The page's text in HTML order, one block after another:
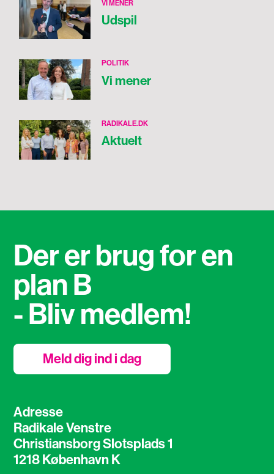
VI MENER
Udspil
POLITIK
Vi mener
RADIKALE.DK
Aktuelt
Adresse
Radikale Venstre
Christiansborg Slotsplads 1
1218 København K
Der er brug for en
plan B
- Bliv medlem!
Meld dig ind i dag